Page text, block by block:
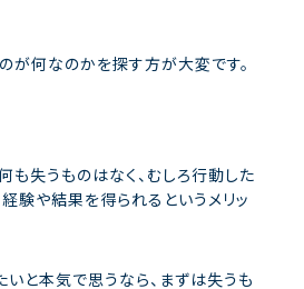
が何なのかを探す方が大変です。
も失うものはなく、むしろ行動した
験や結果を得られるというメリッ
と本気で思うなら、まずは失うも